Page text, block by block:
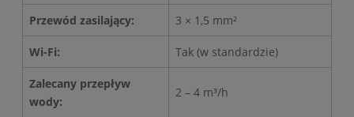
Przewód zasilający: 3 × 1,5 mm²
Wi-Fi: Tak (w standardzie)
Zalecany przepływ
wody:
2 – 4 m³/h